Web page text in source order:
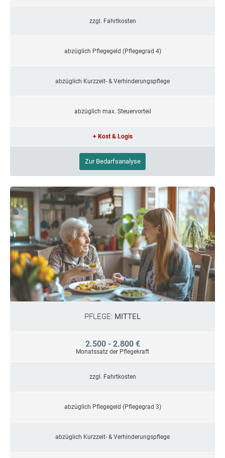
zzgl. Fahrtkosten
abzüglich Pflegegeld (Pflegegrad 4)
abzüglich Kurzzeit- & Verhinderungspflege
abzüglich max. Steuervorteil
+ Kost & Logis
Zur Bedarfsanalyse
PFLEGE: MITTEL
2.500 - 2.800 €
Monatssatz der Pflegekraft
zzgl. Fahrtkosten
abzüglich Pflegegeld (Pflegegrad 3)
abzüglich Kurzzeit- & Verhinderungspflege